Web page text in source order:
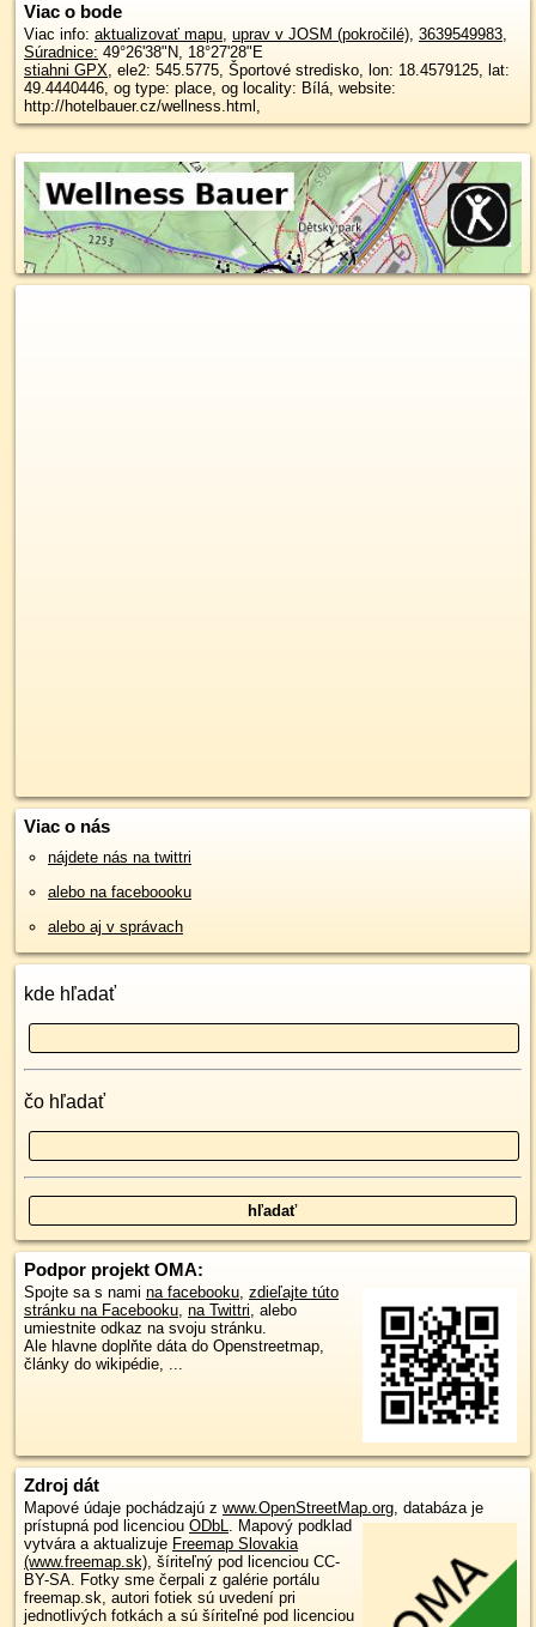
Viac o bode
Viac info: aktualizovať mapu, uprav v JOSM (pokročilé), 3639549983,
Súradnice: 49°26'38"N, 18°27'28"E
stiahni GPX, ele2: 545.5775, Športové stredisko, lon: 18.4579125, lat:
49.4440446, og type: place, og locality: Bílá, website:
http://hotelbauer.cz/wellness.html,
Viac o nás
nájdete nás na twittri
alebo na faceboooku
alebo aj v správach
kde hľadať
čo hľadať
Podpor projekt OMA:
Spojte sa s nami na facebooku, zdieľajte túto
stránku na Facebooku, na Twittri, alebo
umiestnite odkaz na svoju stránku.
Ale hlavne doplňte dáta do Openstreetmap,
články do wikipédie, ...
Zdroj dát
Mapové údaje pochádzajú z www.OpenStreetMap.org, databáza je
prístupná pod licenciou ODbL. Mapový podklad
vytvára a aktualizuje Freemap Slovakia
(www.freemap.sk), šíriteľný pod licenciou CC-
BY-SA. Fotky sme čerpali z galérie portálu
freemap.sk, autori fotiek sú uvedení pri
jednotlivých fotkách a sú šíriteľné pod licenciou